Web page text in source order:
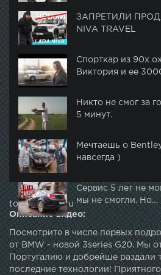
ЗАПРЕТИЛИ
NIVA TRAVEL
Спорткар из 90х
Виктория и ее
Никто не смог за
5 минут.
Мечтаешь о
навсегда )
Сервис 5 лет не
мы не смогли. Но…
topautotube.ru
Описание видео:
Посмотрите в числе первых
от BMW - новой 3series G20. Мы
Португалию и добрейше раздали
последние технологии!